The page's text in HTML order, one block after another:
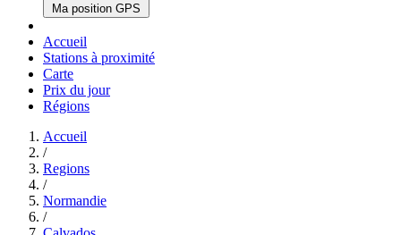
Ma position GPS
Accueil
Stations à proximité
Carte
Prix du jour
Régions
Accueil
/
Regions
/
Normandie
/